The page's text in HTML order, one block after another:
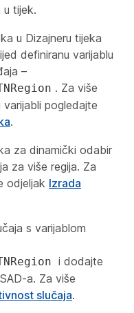
u tijek.
u Dizajneru tijeka
definiranu varijablu
–
. Za više
pogledajte
.
za dinamički odabir
za više regija. Za
odjeljak Izrada
s varijablom
i dodajte
a. Za više
slučaja.